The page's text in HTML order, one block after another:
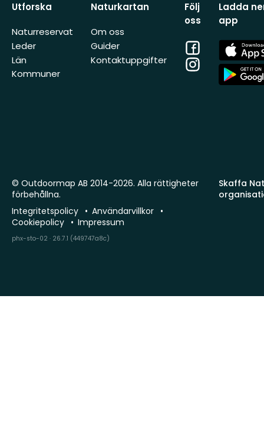
Utforska
Naturreservat
Leder
Län
Kommuner
Naturkartan
Om oss
Guider
Kontaktuppgifter
Följ
oss
Facebook
Instagram
Ladda
app
App
Store
App
Store
Skaffa
© Outdoormap AB 2014-2026. Alla rättigheter
förbehållna.
Integritetspolicy
Användarvillkor
Cookiepolicy
Impressum
phx-sto-02 · 26.7.1 (449747a8c)